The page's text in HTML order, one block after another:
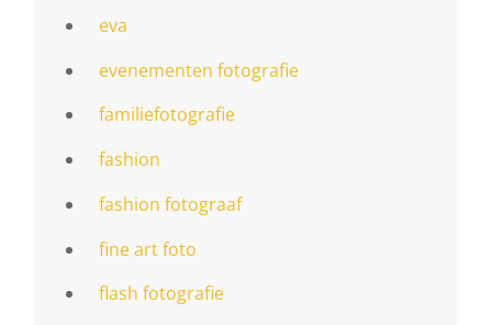
eva
evenementen fotografie
familiefotografie
fashion
fashion fotograaf
fine art foto
flash fotografie